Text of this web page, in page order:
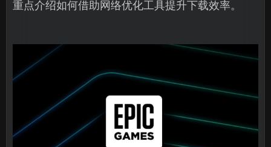
重点介绍如何借助网络优化工具提升下载效率。